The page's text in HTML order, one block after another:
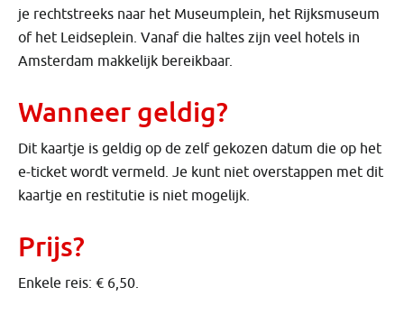
je rechtstreeks naar het Museumplein, het Rijksmuseum
of het Leidseplein. Vanaf die haltes zijn veel hotels in
Amsterdam makkelijk bereikbaar.
Wanneer geldig?
Dit kaartje is geldig op de zelf gekozen datum die op het
e-ticket wordt vermeld. Je kunt niet overstappen met dit
kaartje en restitutie is niet mogelijk.
Prijs?
Enkele reis: € 6,50.